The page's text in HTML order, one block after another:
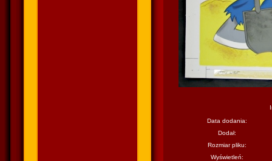
Data dodania:
Dodał:
Rozmiar pliku:
Wyświetleń: